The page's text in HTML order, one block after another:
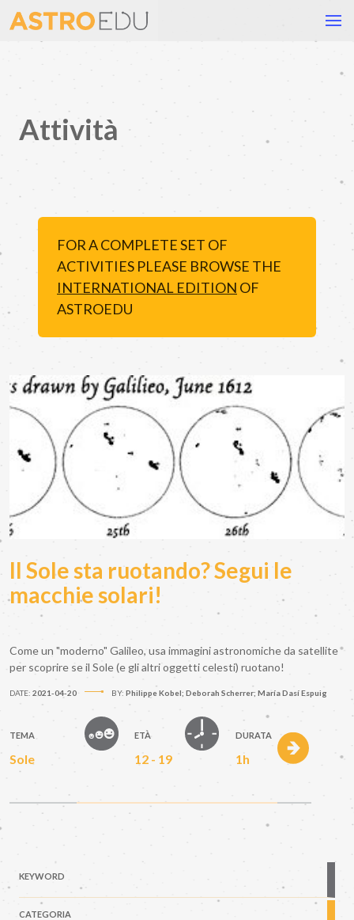
Attività
FOR A COMPLETE SET OF
ACTIVITIES PLEASE BROWSE THE
INTERNATIONAL EDITION OF
ASTROEDU
Il Sole sta ruotando? Segui le
macchie solari!
Come un "moderno" Galileo, usa immagini astronomiche da satellite
per scoprire se il Sole (e gli altri oggetti celesti) ruotano!
DATE: 2021-04-20 BY: Philippe Kobel; Deborah Scherrer; María Dasí Espuig
TEMA
Sole
ETÀ
12 - 19
DURATA
1h
KEYWORD
CATEGORIA